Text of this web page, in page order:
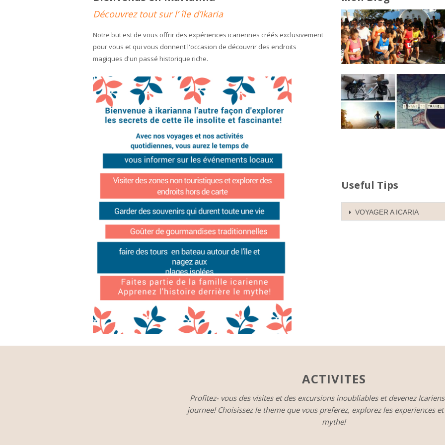
Découvrez tout sur l’ île d’Ikaria
Notre but est de vous offrir des expériences icariennes créés exclusivement
pour vous et qui vous donnent l'occasion de découvrir des endroits
magiques d'un passé historique riche.
Useful Tips
VOYAGER A ICARIA
ACTIVITES
Profitez- vous des visites et des excursions inoubliables et devenez
journee! Choisissez le theme que vous preferez, explorez les experiences et
mythe!